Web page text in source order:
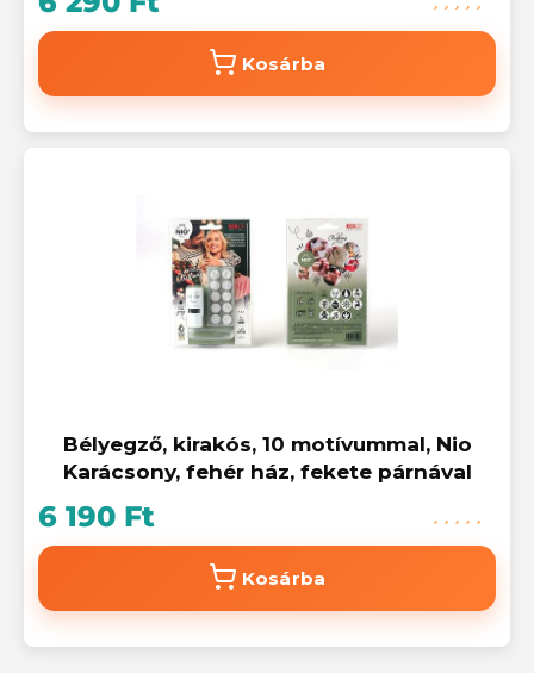
Kosárba
Bélyegző, kirakós, 10 motívummal, Nio
Karácsony, fehér ház, fekete párnával
6 190 Ft
Kosárba